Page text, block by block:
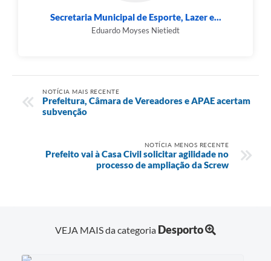
Secretaria Municipal de Esporte, Lazer e...
Eduardo Moyses Nietiedt
NOTÍCIA MAIS RECENTE
Prefeitura, Câmara de Vereadores e APAE acertam
subvenção
NOTÍCIA MENOS RECENTE
Prefeito vai à Casa Civil solicitar agilidade no
processo de ampliação da Screw
VEJA MAIS da categoria Desporto